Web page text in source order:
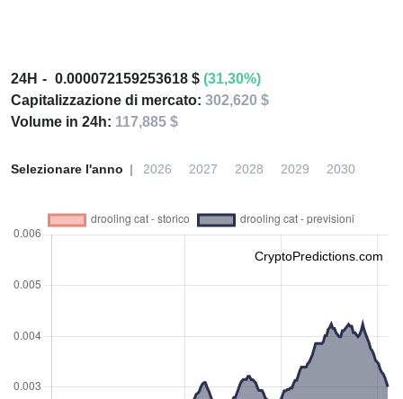
24H 0.000072159253618 $ (31,30%)
Capitalizzazione di mercato: 302,620 $
Volume in 24h: 117,885 $
Selezionare l'anno 2026 2027 2028 2029 2030
CryptoPredictions.com